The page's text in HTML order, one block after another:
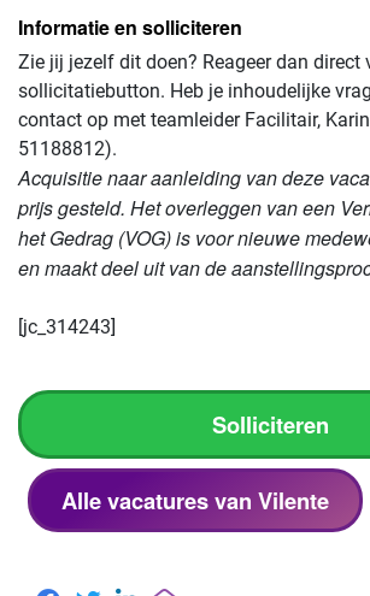
Informatie en solliciteren
Zie jij jezelf dit doen? Reageer dan direct
sollicitatiebutton. Heb je inhoudelijke
contact op met teamleider Facilitair,
51188812).
Acquisitie naar aanleiding van deze
prijs gesteld. Het overleggen van een
het Gedrag (VOG) is voor nieuwe
en maakt deel uit van de
[jc_314243]
Solliciteren
Alle vacatures van Vilente